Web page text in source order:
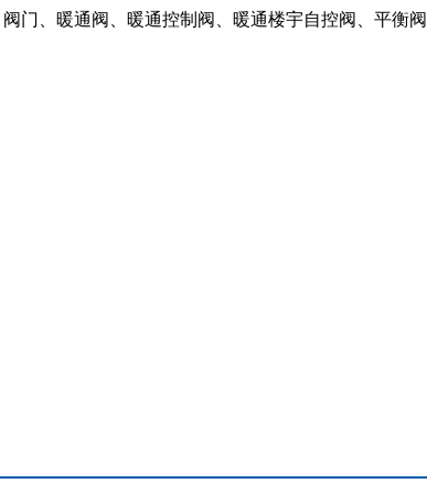
门、暖通阀、暖通控制阀、暖通楼宇自控阀、平衡